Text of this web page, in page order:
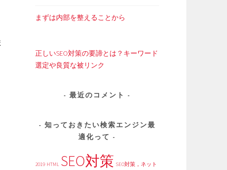
まずは内部を整えることから
正しいSEO対策の要諦とは？キーワード
選定や良質な被リンク
最近のコメント
知っておきたい検索エンジン最
適化って
2019 HTML SEO対策 SEO対策，ネット